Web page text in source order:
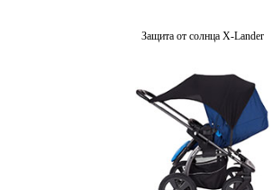
Защита от солнца X-Lander